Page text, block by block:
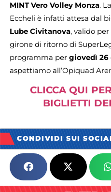
MINT Vero Volley Monza.
Eccheli è infatti attesa dal
Lube Civitanova, valido
girone di ritorno di
programma per giovedì 26
aspettiamo all’Opiquad
CLICCA QUI
BIGLIETTI
CONDIVIDI SUI